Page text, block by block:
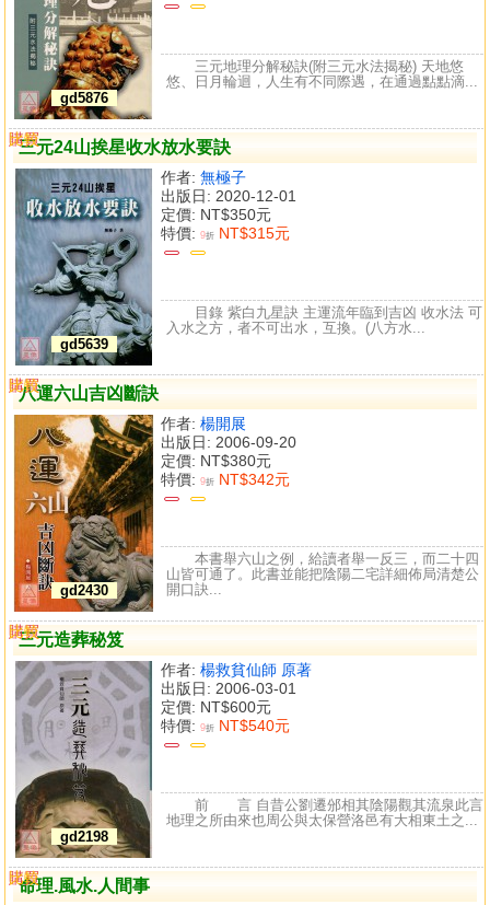
gd5876
三元地理分解秘訣(附三元水法揭秘) 天地悠
悠、日月輪迴，人生有不同際遇，在通過點點滴...
三元24山挨星收水放水要訣
gd5639
作者: 無極子
出版日: 2020-12-01
定價: NT$350元
特價: 9折 NT$315元
購買
比較
目錄 紫白九星訣 主運流年臨到吉凶 收水法 可
入水之方，者不可出水，互換。(八方水...
八運六山吉凶斷訣
gd2430
作者: 楊開展
出版日: 2006-09-20
定價: NT$380元
特價: 9折 NT$342元
購買
比較
本書舉六山之例，給讀者舉一反三，而二十四
山皆可通了。此書並能把陰陽二宅詳細佈局清楚公
開口訣...
三元造葬秘笈
gd2198
作者: 楊救貧仙師 原著
出版日: 2006-03-01
定價: NT$600元
特價: 9折 NT$540元
購買
比較
前 言 自昔公劉遷邠相其陰陽觀其流泉此言
地理之所由來也周公與太保營洛邑有大相東土之...
命理.風水.人間事
購買
比較